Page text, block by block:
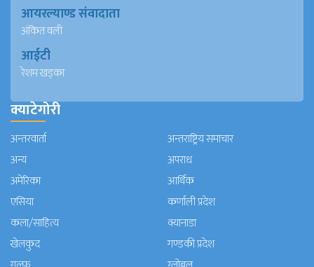
आयरल्याण्ड संवादाता
अंकित वली
आईटी
रेशम खड्का
क्याटेगोरी
अन्तरवार्ता
अन्तराष्ट्रिय समाचार
अन्य
अपराध
अमेरिका
आर्थिक
एसिया
कर्णाली प्रदेश
कला/साहित्य
क्यानाडा
खेलकुद
गण्डकी प्रदेश